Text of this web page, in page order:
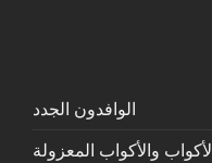
الوافدون الجدد
الأكواب والأكواب المعزولة